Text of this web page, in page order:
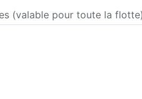
(valable pour toute la flotte)